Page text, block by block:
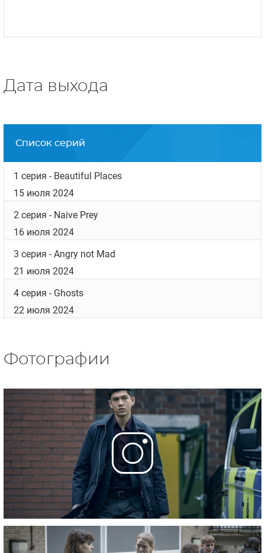
Дата выхода
Список серий
1 серия - Beautiful Places
15 июля 2024
2 серия - Naive Prey
16 июля 2024
3 серия - Angry not Mad
21 июля 2024
4 серия - Ghosts
22 июля 2024
Фотографии